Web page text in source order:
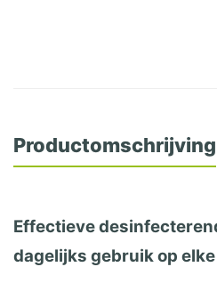
Productomschrijving
Effectieve
dagelijks gebruik op